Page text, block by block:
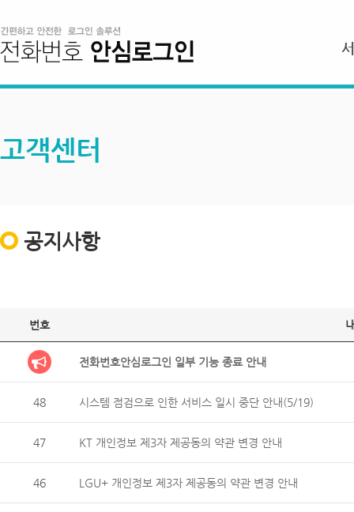
고객센터
공지사항
번호
전화번호안심로그인 일부 기능 종료 안내
48 시스템 점검으로 인한 서비스 일시 중단 안내(5/19)
47 KT 개인정보 제3자 제공동의 약관 변경 안내
46 LGU+ 개인정보 제3자 제공동의 약관 변경 안내